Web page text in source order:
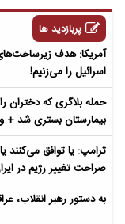
پربازدید ها
آمریکا: هدف
اسرائیل را می‌زنیم!
حمله بلاگری که دختران
بیمارستان بستری شد +
ترامپ: یا توافق می‌کنند
صراحت تغییر رژیم در
به دستور رهبر انقلاب،